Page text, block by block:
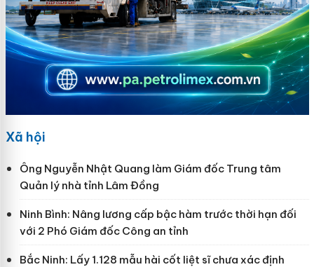
Xã hội
Ông Nguyễn Nhật Quang làm Giám đốc Trung tâm
Quản lý nhà tỉnh Lâm Đồng
Ninh Bình: Nâng lương cấp bậc hàm trước thời hạn đối
với 2 Phó Giám đốc Công an tỉnh
Bắc Ninh: Lấy 1.128 mẫu hài cốt liệt sĩ chưa xác định